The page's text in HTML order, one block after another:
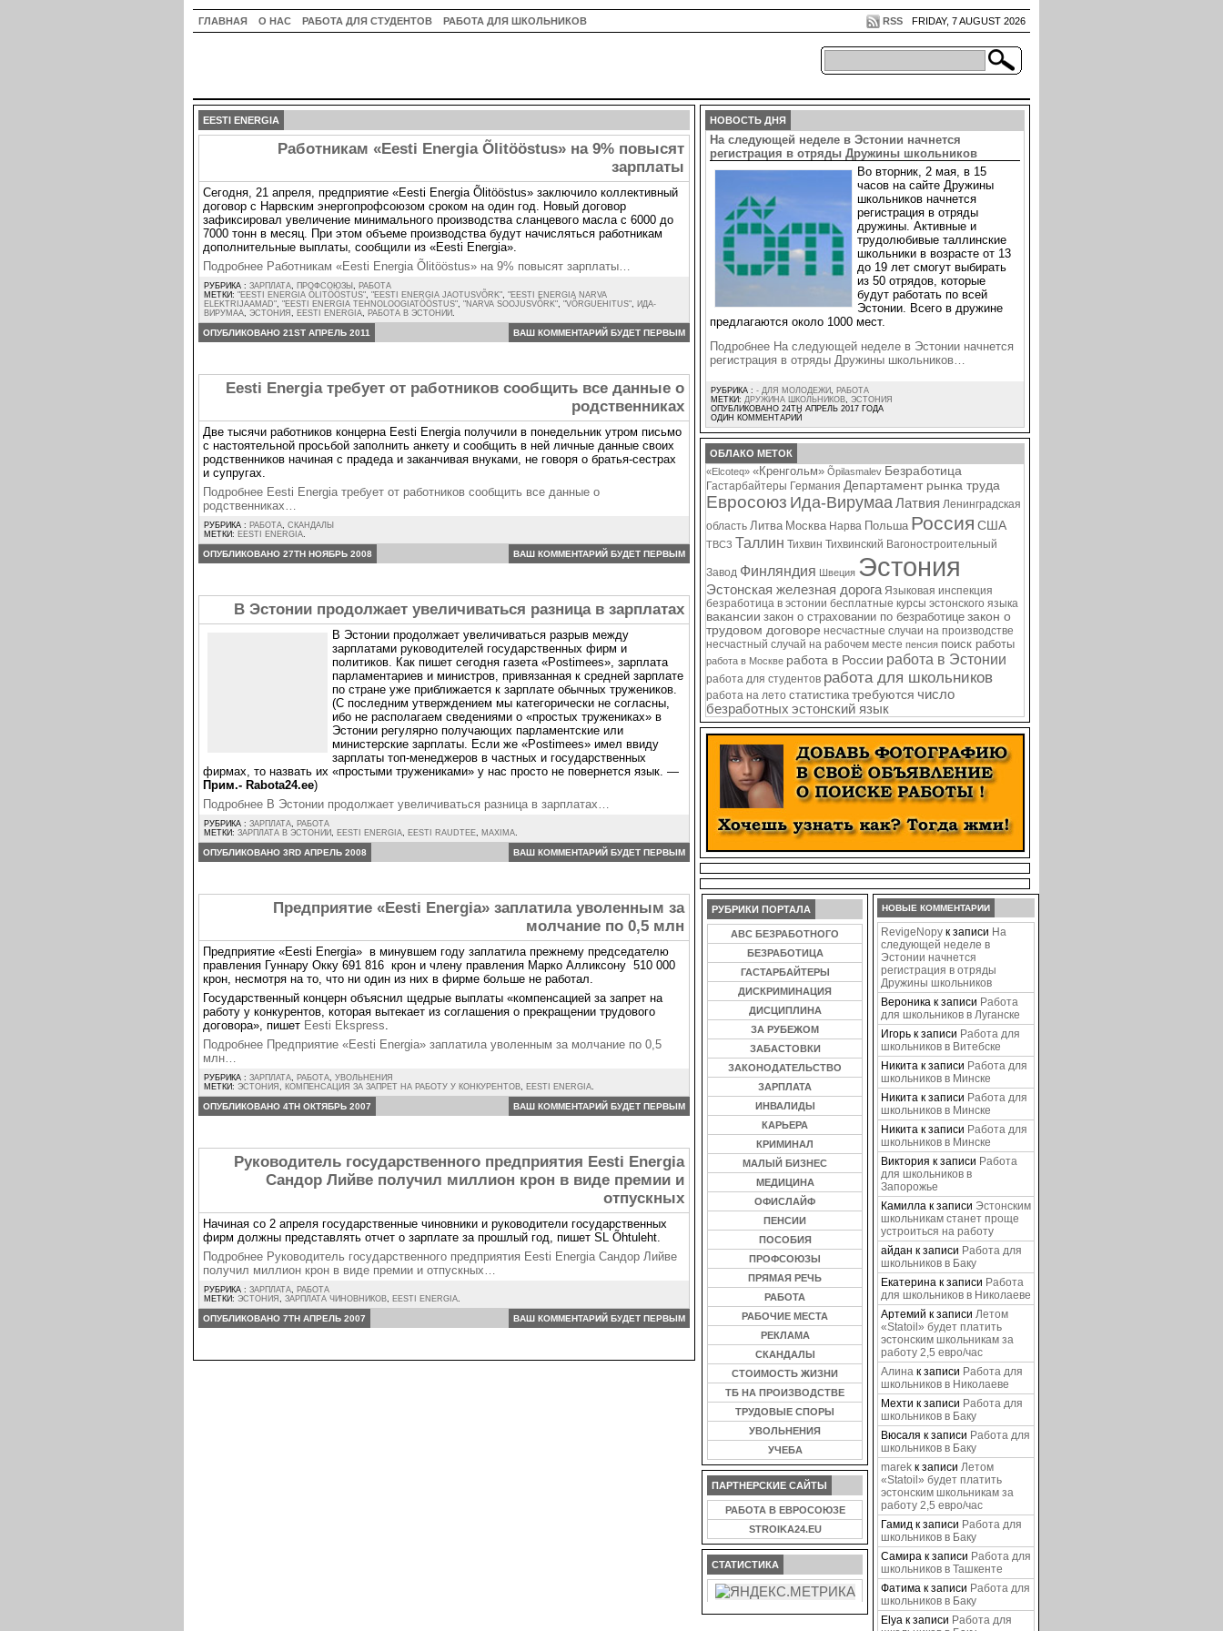
ГЛАВНАЯ О НАС РАБОТА ДЛЯ СТУДЕНТОВ РАБОТА ДЛЯ ШКОЛЬНИКОВ FRIDAY, 7 AUGUST 2026
RSS
EESTI ENERGIA
Работникам «Eesti Energia Õlitööstus» на 9% повысят
зарплаты
Сегодня, 21 апреля, предприятие «Eesti Energia Õlitööstus» заключило коллективный
договор с Нарвским энергопрофсоюзом сроком на один год. Новый договор
зафиксировал увеличение минимального производства сланцевого масла с 6000 до
7000 тонн в месяц. При этом объеме производства будут начисляться работникам
дополнительные выплаты, сообщили из «Eesti Energia».
Подробнее Работникам «Eesti Energia Õlitööstus» на 9% повысят зарплаты…
РУБРИКА : ЗАРПЛАТА, ПРОФСОЮЗЫ , РАБОТА
МЕТКИ: "EESTI ENERGIA ÕLITÖÖSTUS", "EESTI ENERGIA JAOTUSVÕRK", "EESTI ENERGIA NARVA
ELEKTRIJAAMAD", "EESTI ENERGIA TEHNOLOOGIATÖÖSTUS", "NARVA SOOJUSVÕRK", "VÕRGUEHITUS", ИДА-
ВИРУМАА, ЭСТОНИЯ , EESTI ENERGIA, РАБОТА В ЭСТОНИИ.
ОПУБЛИКОВАНО 21ST АПРЕЛЬ 2011 ВАШ КОММЕНТАРИЙ БУДЕТ ПЕРВЫМ
Eesti Energia требует от работников сообщить все данные о
родственниках
Две тысячи работников концерна Eesti Energia получили в понедельник утром письмо
с настоятельной просьбой заполнить анкету и сообщить в ней личные данные своих
родственников начиная с прадеда и заканчивая внуками, не говоря о братья-сестрах
и супругах.
Подробнее Eesti Energia требует от работников сообщить все данные о
родственниках…
РУБРИКА : РАБОТА, СКАНДАЛЫ
МЕТКИ: EESTI ENERGIA.
ОПУБЛИКОВАНО 27TH НОЯБРЬ 2008 ВАШ КОММЕНТАРИЙ БУДЕТ ПЕРВЫМ
В Эстонии продолжает увеличиваться разница в зарплатах
В Эстонии продолжает увеличиваться разрыв между
зарплатами руководителей государственных фирм и
политиков. Как пишет сегодня газета «Postimees», зарплата
парламентариев и министров, привязанная к средней зарплате
по стране уже приближается к зарплате обычных тружеников.
(С последним утверждением мы категорически не согласны,
ибо не располагаем сведениями о «простых тружениках» в
Эстонии регулярно получающих парламентские или
министерские зарплаты. Если же «Postimees» имел ввиду
зарплаты топ-менеджеров в частных и государственных
фирмах, то назвать их «простыми тружениками» у нас просто не повернется язык. —
Прим.- Rabota24.ee)
Подробнее В Эстонии продолжает увеличиваться разница в зарплатах…
РУБРИКА : ЗАРПЛАТА, РАБОТА
МЕТКИ: ЗАРПЛАТА В ЭСТОНИИ, EESTI ENERGIA, EESTI RAUDTEE, MAXIMA.
ОПУБЛИКОВАНО 3RD АПРЕЛЬ 2008 ВАШ КОММЕНТАРИЙ БУДЕТ ПЕРВЫМ
Предприятие «Eesti Energia» заплатила уволенным за
молчание по 0,5 млн
Предприятие «Eesti Energia» в минувшем году заплатила прежнему председателю
правления Гуннару Окку 691 816 крон и члену правления Марко Алликсону 510 000
крон, несмотря на то, что ни один из них в фирме больше не работал.
Государственный концерн объяснил щедрые выплаты «компенсацией за запрет на
работу у конкурентов, которая вытекает из соглашения о прекращении трудового
договора», пишет Eesti Ekspress.
Подробнее Предприятие «Eesti Energia» заплатила уволенным за молчание по 0,5
млн…
РУБРИКА : ЗАРПЛАТА, РАБОТА, УВОЛЬНЕНИЯ
МЕТКИ: ЭСТОНИЯ , КОМПЕНСАЦИЯ ЗА ЗАПРЕТ НА РАБОТУ У КОНКУРЕНТОВ, EESTI ENERGIA.
ОПУБЛИКОВАНО 4TH ОКТЯБРЬ 2007 ВАШ КОММЕНТАРИЙ БУДЕТ ПЕРВЫМ
Руководитель государственного предприятия Eesti Energia
Сандор Лийве получил миллион крон в виде премии и
отпускных
Начиная со 2 апреля государственные чиновники и руководители государственных
фирм должны представлять отчет о зарплате за прошлый год, пишет SL Õhtuleht.
Подробнее Руководитель государственного предприятия Eesti Energia Сандор Лийве
получил миллион крон в виде премии и отпускных…
РУБРИКА : ЗАРПЛАТА, РАБОТА
МЕТКИ: ЭСТОНИЯ , ЗАРПЛАТА ЧИНОВНИКОВ, EESTI ENERGIA.
ОПУБЛИКОВАНО 7TH АПРЕЛЬ 2007 ВАШ КОММЕНТАРИЙ БУДЕТ ПЕРВЫМ
НОВОСТЬ ДНЯ
На следующей неделе в Эстонии начнется
регистрация в отряды Дружины школьников
Во вторник, 2 мая, в 15
часов на сайте Дружины
школьников начнется
регистрация в отряды
дружины. Активные и
трудолюбивые таллинские
школьники в возрасте от 13
до 19 лет смогут выбирать
из 50 отрядов, которые
будут работать по всей
Эстонии. Всего в дружине
предлагаются около 1000 мест.
Подробнее На следующей неделе в Эстонии начнется
регистрация в отряды Дружины школьников…
РУБРИКА : - ДЛЯ МОЛОДЕЖИ, РАБОТА
МЕТКИ: ДРУЖИНА ШКОЛЬНИКОВ, ЭСТОНИЯ
ОПУБЛИКОВАНО 24TH АПРЕЛЬ 2017 ГОДА
ОДИН КОММЕНТАРИЙ
ОБЛАКО МЕТОК
«Elcoteq» «Кренгольм» Õpilasmalev Безработица
Гастарбайтеры Германия Департамент рынка труда
Евросоюз Ида-ВирумааЛатвия Ленинградская
область Литва Москва Нарва Польша Россия США
ТВСЗ Таллин Тихвин Тихвинский Вагоностроительный
Завод Финляндия Швеция Эстония
Эстонская железная дорога Языковая инспекция
безработица в эстонии бесплатные курсы эстонского языка
вакансии закон о страховании по безработице закон о
трудовом договоре несчастные случаи на производстве
несчастный случай на рабочем месте пенсия поиск работы
работа в Москве работа в России работа в Эстонии
работа для студентов работа для школьников
работа на лето статистика требуются число
безработных эстонский язык
НОВЫЕ КОММЕНТАРИИ
RevigeNopy к записи На
следующей неделе в
Эстонии начнется
регистрация в отряды
Дружины школьников
Вероника к записи Работа
для школьников в Луганске
Игорь к записи Работа для
школьников в Витебске
Никита к записи Работа для
школьников в Минске
Никита к записи Работа для
школьников в Минске
Никита к записи Работа для
школьников в Минске
Виктория к записи Работа
для школьников в
Запорожье
Камилла к записи Эстонским
школьникам станет проще
устроиться на работу
айдан к записи Работа для
школьников в Баку
Екатерина к записи Работа
для школьников в Николаеве
Артемий к записи Летом
«Statoil» будет платить
эстонским школьникам за
работу 2,5 евро/час
Алина к записи Работа для
школьников в Николаеве
Мехти к записи Работа для
школьников в Баку
Вюсаля к записи Работа для
школьников в Баку
marek к записи Летом
«Statoil» будет платить
эстонским школьникам за
работу 2,5 евро/час
Гамид к записи Работа для
школьников в Баку
Самира к записи Работа для
школьников в Ташкенте
Фатима к записи Работа для
школьников в Баку
Elya к записи Работа для
РУБРИКИ ПОРТАЛА
ABC БЕЗРАБОТНОГО
БЕЗРАБОТИЦА
ГАСТАРБАЙТЕРЫ
ДИСКРИМИНАЦИЯ
ДИСЦИПЛИНА
ЗА РУБЕЖОМ
ЗАБАСТОВКИ
ЗАКОНОДАТЕЛЬСТВО
ЗАРПЛАТА
ИНВАЛИДЫ
КАРЬЕРА
КРИМИНАЛ
МАЛЫЙ БИЗНЕС
МЕДИЦИНА
ОФИСЛАЙФ
ПЕНСИИ
ПОСОБИЯ
ПРОФСОЮЗЫ
ПРЯМАЯ РЕЧЬ
РАБОТА
РАБОЧИЕ МЕСТА
РЕКЛАМА
СКАНДАЛЫ
СТОИМОСТЬ ЖИЗНИ
ТБ НА ПРОИЗВОДСТВЕ
ТРУДОВЫЕ СПОРЫ
УВОЛЬНЕНИЯ
УЧЕБА
ПАРТНЕРСКИЕ САЙТЫ
РАБОТА В ЕВРОСОЮЗЕ
STROIKA24.EU
СТАТИСТИКА